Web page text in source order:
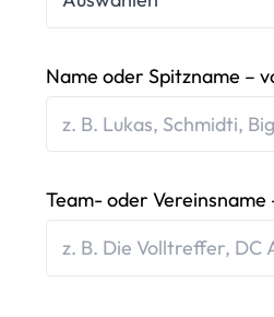
Name oder Spitzname –
Team- oder